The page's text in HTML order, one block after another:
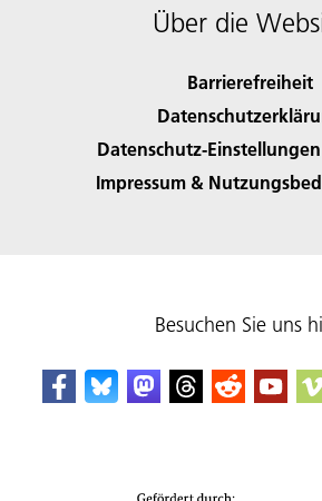
Über die
Barrierefreiheit
Datenschutz-
Impressum &
Besuchen Sie uns